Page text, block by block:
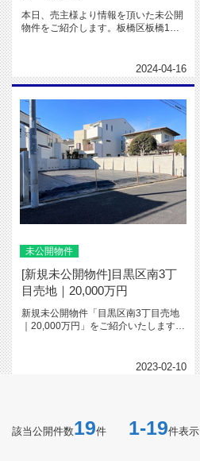
本日、売主様より情報を頂いた未公開
物件をご紹介します。板橋区板橋1丁
2024-04-16
未公開物件
[新規未公開物件]目黒区南3丁
目売地｜20,000万円
新規未公開物件「目黒区南3丁目売地
｜20,000万円」をご紹介いたします。
2023-02-10
該当公開件数19件 1-19件表示